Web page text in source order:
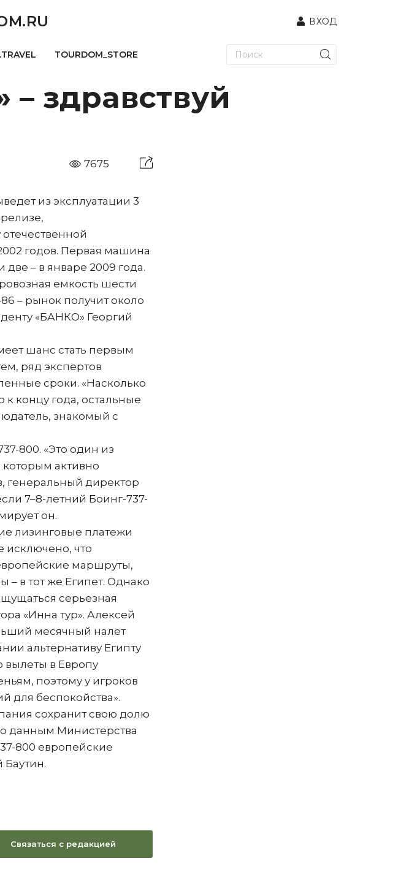
ВХОД
TOURDOM_STORE
– здравствуй
7675
из эксплуатации 3
годов. Первая машина
– в январе 2009 года.
емкость шести
– рынок получит около
«БАНКО» Георгий
шанс стать первым
ряд экспертов
сроки. «Насколько
концу года, остальные
знакомый с
800. «Это один из
активно
генеральный директор
7–8-летний Боинг-737-
он.
лизинговые платежи
исключено, что
маршруты,
– в тот же Египет. Однако
серьезная
«Инна тур». Алексей
месячный налет
альтернативу Египту
вылеты в Европу
поэтому у игроков
для беспокойства».
сохранит свою долю
данным Министерства
800 европейские
Связаться с редакцией